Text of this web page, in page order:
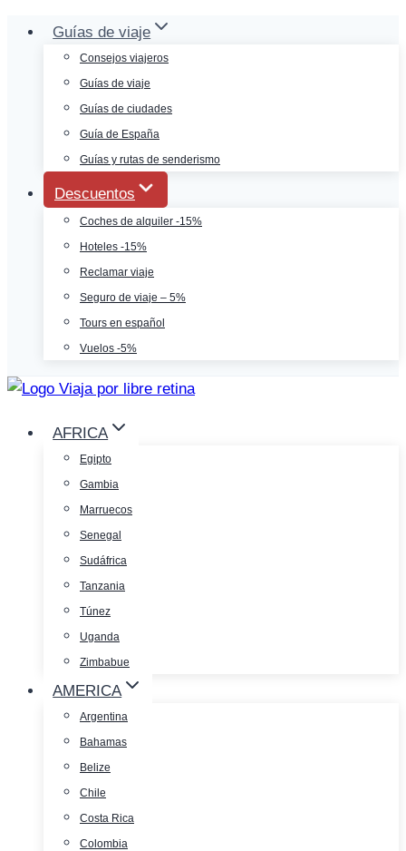
Saltar
contenido
Guías de viaje
Consejos viajeros
Guías de viaje
Guías de ciudades
Guía de España
Guías y rutas de senderismo
Descuentos
Coches de alquiler -15%
Hoteles -15%
Reclamar viaje
Seguro de viaje – 5%
Tours en español
Vuelos -5%
AFRICA
Egipto
Gambia
Marruecos
Senegal
Sudáfrica
Tanzania
Túnez
Uganda
Zimbabue
AMERICA
Argentina
Bahamas
Belize
Chile
Costa Rica
Colombia